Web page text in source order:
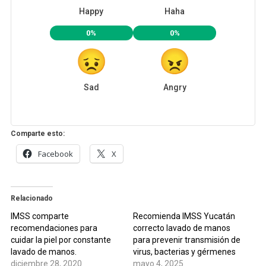
Happy Haha
0%
Sad
0%
Angry
Comparte esto:
Facebook X
Relacionado
IMSS comparte
recomendaciones para
cuidar la piel por constante
lavado de manos.
diciembre 28, 2020
Recomienda IMSS Yucatán
correcto lavado de manos
para prevenir transmisión de
virus, bacterias y gérmenes
mayo 4, 2025